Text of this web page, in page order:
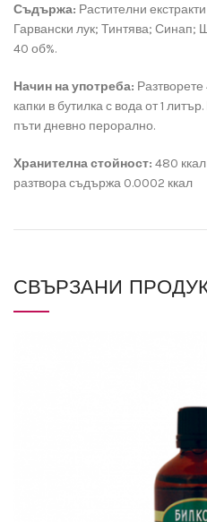
Съдържа: Растителни
Гарвански лук; Тинтява; Синап;
40 об%.
Начин на употреба:
капки в бутилка с вода от 1
пъти дневно перорално.
Хранителна стойност: 480
разтвора съдържа 0.0002 ккал
СВЪРЗАНИ